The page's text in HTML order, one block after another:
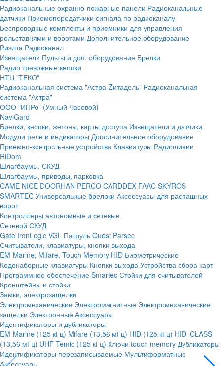
Радиоканальные охранно-пожарные панели Радиоканальные
датчики Приемопередатчики сигнала по радиоканалу
Беспроводные комплекты и приемники для управления
рольставнями и воротами Дополнительное оборудование
Риэлта Радиоканал
Извещатели Пульты и доп. оборудование Брелки
Радио тревожные кнопки
НТЦ "ТЕКО"
Радиоканальная система "Астра-Zитадель" Радиоканальная
система "Астра"
ООО "ИПРо" (Умный Часовой)
NaviGard
Брелки, кнопки, жетоны, карты доступа Извещатели и датчики
Модули реле и индикаторы Дополнительное оборудование
Приемно-контрольные устройства Клавиатуры Радиолинии
RiDom
Шлагбаумы, СКУД
Шлагбаумы, приводы, парковка
CAME NICE DOORHAN PERCO CARDDEX FAAC SKYROS
SMARTEC Универсальные брелоки Аксессуары для распашных
ворот
Контроллеры автономные и сетевые
Сетевой СКУД
Gate IronLogic VGL Патруль Quest Parsec
Считыватели, клавиатуры, кнопки выхода
EM-Marine, Mifare, Touch Memory HID Биометрические
Кодонаборные клавиатуры Кнопки выхода Устройства сбора карт
Программное обеспечение Smartec Стойки для считывателей
Кронштейны и стойки
Замки, электрозащелки
Электромеханические Электромагнитные Электромеханические
защелки Электронные Аксессуары
Идентификаторы и дубликаторы
EM-Marine (125 кГц) Mifare (13,56 мГц) HID (125 кГц) HID iCLASS
(13,56 мГц) UHF Temic (125 кГц) Ключи touch memory Дубликаторы
Идентификаторы перезаписываемые Мультиформатные
Аксессуары